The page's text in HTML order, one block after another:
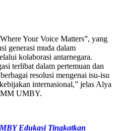
Your Voice Matters”, yang
generasi muda dalam
kolaborasi antarnegara.
terlibat dalam pertemuan dan
resolusi mengenai isu-isu
internasional,” jelas Alya
UMBY.
Edukasi Tingkatkan